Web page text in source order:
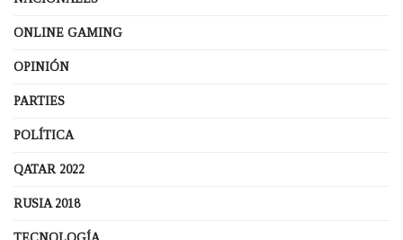
ONLINE GAMING
OPINIÓN
PARTIES
POLÍTICA
QATAR 2022
RUSIA 2018